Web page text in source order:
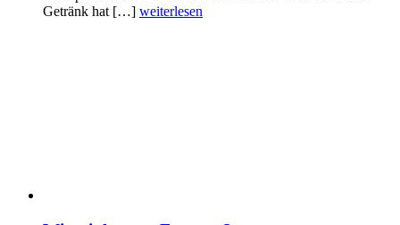
Getränk hat […] weiterlesen